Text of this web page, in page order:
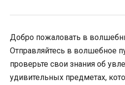
Добро пожаловать в
Отправляйтесь в волшебное
проверьте свои знания об
удивительных предметах,